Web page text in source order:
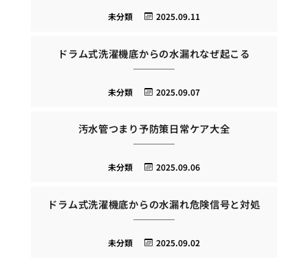
2025.09.11
未分類
ドラム式洗濯機底からの水漏れなぜ起こる
2025.09.07
未分類
汚水管つまり予防策日常ケア大全
2025.09.06
未分類
ドラム式洗濯機底からの水漏れ危険信号と対処
2025.09.02
未分類